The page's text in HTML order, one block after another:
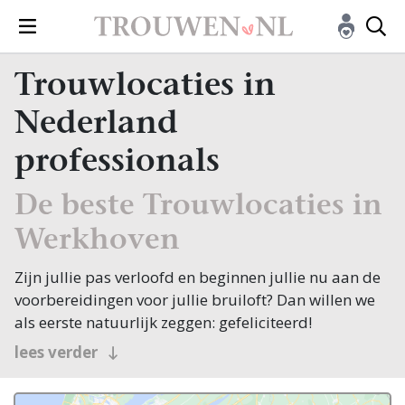
Trouwlocaties in
Nederland
professionals
De beste Trouwlocaties in
Werkhoven
Zijn jullie pas verloofd en beginnen jullie nu aan de
voorbereidingen voor jullie bruiloft? Dan willen we
als eerste natuurlijk zeggen: gefeliciteerd!
Veel bruidsparen beginnen hun zoektocht naar
Werkhoven! Nou, je bent op de juiste plek beland,
lees verder